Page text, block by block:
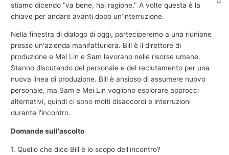
stiamo dicendo “va bene, hai ragione." A volte questa è la
chiave per andare avanti dopo un’interruzione.
Nella finestra di dialogo di oggi, parteciperemo a una riunione
presso un'azienda manifatturiera. Bill è il direttore di
produzione e Mei Lin e Sam lavorano nelle risorse umane.
Stanno discutendo del personale e del reclutamento per una
nuova linea di produzione. Bill è ansioso di assumere nuovo
personale, ma Sam e Mei Lin vogliono esplorare approcci
alternativi, quindi ci sono molti disaccordi e interruzioni
durante l'incontro.
Domande sull'ascolto
1. Quello che dice Bill è lo scopo dell'incontro?